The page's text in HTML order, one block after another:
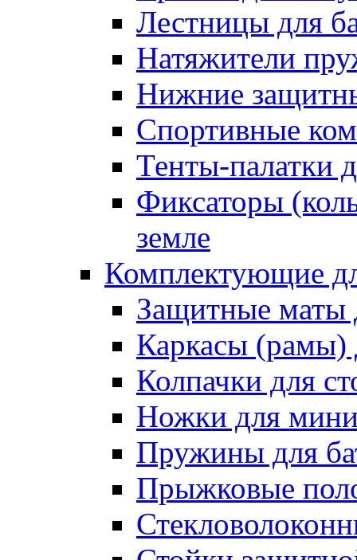
Лестницы для
Натяжители
Нижние
Спортивные
Тенты-палатки
Фиксаторы
земле
Комплектующие
Защитные маты
Каркасы (рамы)
Колпачки для
Ножки для
Пружины для
Прыжковые